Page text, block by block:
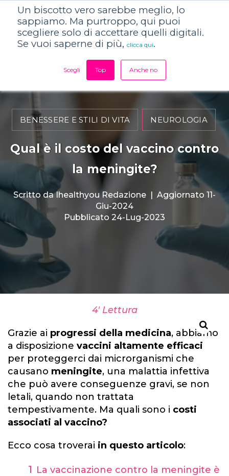
Un biscotto vero sarebbe meglio, lo
sappiamo. Ma purtroppo, qui puoi
scegliere solo di accettare quelli digitali.
Se vuoi saperne di più, clicca qui.
Scegli Top Anche no
BENESSERE E STILI DI VITA NEUROLOGIA
Qual è il costo del vaccino contro
la meningite?
Scritto da Ihealthyou Redazione | Aggiornato 11-
Giu-2024
Pubblicato 24-Lug-2023
4' Lettura
Grazie ai progressi della medicina, abbiamo
a disposizione vaccini altamente efficaci
per proteggerci dai microrganismi che
causano meningite, una malattia infettiva
che può avere conseguenze gravi, se non
letali, quando non trattata
tempestivamente. Ma quali sono i costi
associati al vaccino?
Ecco cosa troverai in questo articolo:
La vaccinazione contro la meningite è